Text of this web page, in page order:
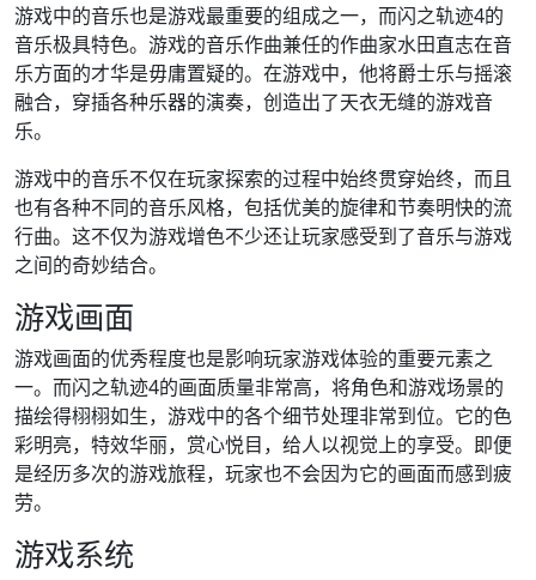
游戏中的音乐也是游戏最重要的组成之一，而闪之轨迹4的
音乐极具特色。游戏的音乐作曲兼任的作曲家水田直志在音
乐方面的才华是毋庸置疑的。在游戏中，他将爵士乐与摇滚
融合，穿插各种乐器的演奏，创造出了天衣无缝的游戏音
乐。
游戏中的音乐不仅在玩家探索的过程中始终贯穿始终，而且
也有各种不同的音乐风格，包括优美的旋律和节奏明快的流
行曲。这不仅为游戏增色不少还让玩家感受到了音乐与游戏
之间的奇妙结合。
游戏画面
游戏画面的优秀程度也是影响玩家游戏体验的重要元素之
一。而闪之轨迹4的画面质量非常高，将角色和游戏场景的
描绘得栩栩如生，游戏中的各个细节处理非常到位。它的色
彩明亮，特效华丽，赏心悦目，给人以视觉上的享受。即便
是经历多次的游戏旅程，玩家也不会因为它的画面而感到疲
劳。
游戏系统